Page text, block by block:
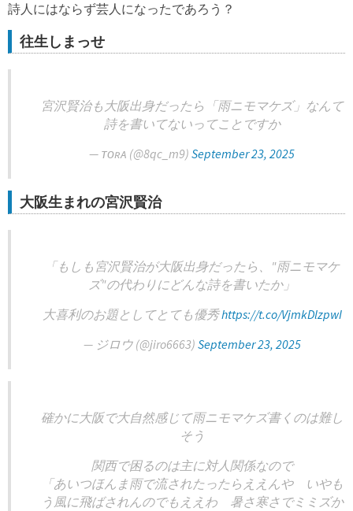
詩人にはならず芸人になったであろう？
往生しまっせ
宮沢賢治も大阪出身だったら「雨ニモマケズ」なんて
詩を書いてないってことですか
— ᴛᴏʀᴀ (@8qc_m9) September 23, 2025
大阪生まれの宮沢賢治
「もしも宮沢賢治が大阪出身だったら、"雨ニモマケ
ズ"の代わりにどんな詩を書いたか」
大喜利のお題としてとても優秀https://t.co/VjmkDlzpwI
— ジロウ (@jiro6663) September 23, 2025
確かに大阪で大自然感じて雨ニモマケズ書くのは難し
そう
関西で困るのは主に対人関係なので
「あいつほんま雨で流されたったらええんや いやも
う風に飛ばされんのでもええわ 暑さ寒さでミミズか